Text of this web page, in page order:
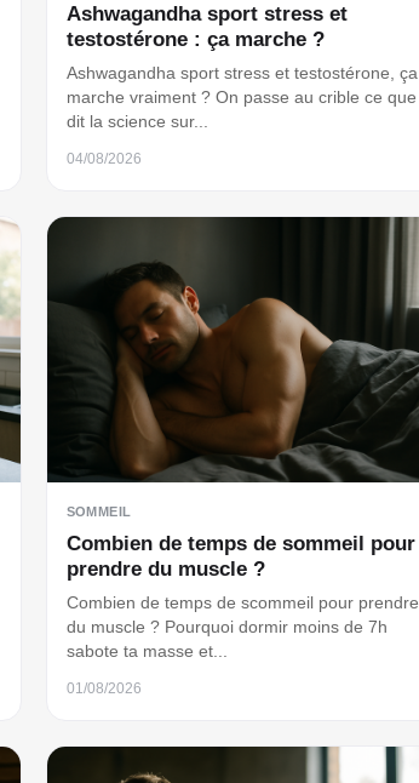
Ashwagandha sport stress et
testostérone : ça marche ?
Ashwagandha sport stress et testostérone, ça
marche vraiment ? On passe au crible ce que
dit la science sur...
04/08/2026
SOMMEIL
Combien de temps de sommeil pour
prendre du muscle ?
Combien de temps de scommeil pour prendre
du muscle ? Pourquoi dormir moins de 7h
sabote ta masse et...
01/08/2026